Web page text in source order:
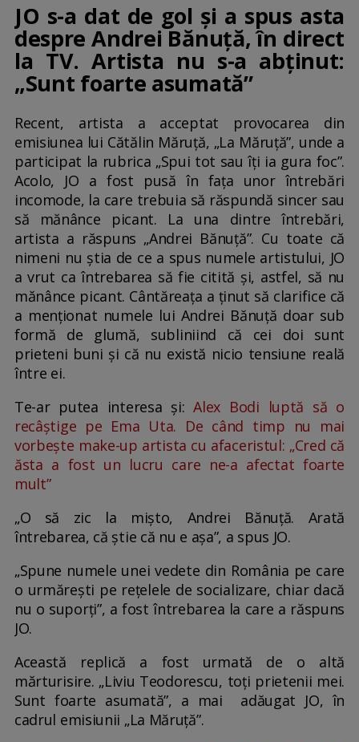
JO s-a dat de gol și a spus asta
despre Andrei Bănuță, în direct
la TV. Artista nu s-a abținut:
„Sunt foarte asumată”
Recent, artista a acceptat provocarea din
emisiunea lui Cătălin Măruță, „La Măruță”, unde a
participat la rubrica „Spui tot sau îți ia gura foc”.
Acolo, JO a fost pusă în fața unor întrebări
incomode, la care trebuia să răspundă sincer sau
să mănânce picant. La una dintre întrebări,
artista a răspuns „Andrei Bănuță”. Cu toate că
nimeni nu știa de ce a spus numele artistului, JO
a vrut ca întrebarea să fie citită și, astfel, să nu
mănânce picant. Cântăreața a ținut să clarifice că
a menționat numele lui Andrei Bănuță doar sub
formă de glumă, subliniind că cei doi sunt
prieteni buni și că nu există nicio tensiune reală
între ei.
Te-ar putea interesa și:Alex Bodi luptă să o
recâștige pe Ema Uta. De când timp nu mai
vorbește make-up artista cu afaceristul: „Cred că
ăsta a fost un lucru care ne-a afectat foarte
mult”
„O să zic la mișto, Andrei Bănuță. Arată
întrebarea, că știe că nu e așa”, a spus JO.
„Spune numele unei vedete din România pe care
o urmărești pe rețelele de socializare, chiar dacă
nu o suporți”, a fost întrebarea la care a răspuns
JO.
Această replică a fost urmată de o altă
mărturisire. „Liviu Teodorescu, toți prietenii mei.
Sunt foarte asumată”, a mai adăugat JO, în
cadrul emisiunii „La Măruță”.